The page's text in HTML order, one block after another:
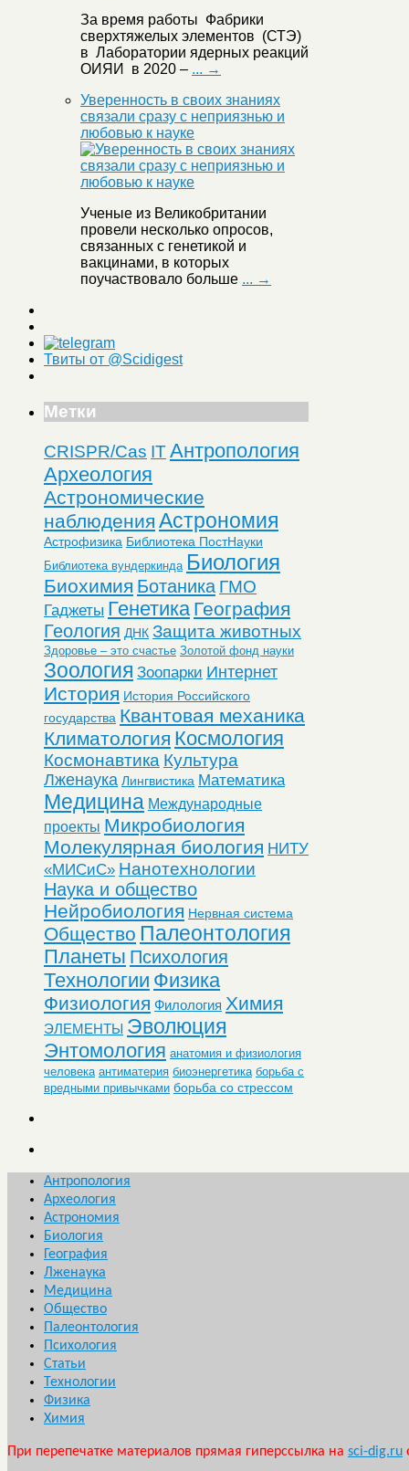
За время работы Фабрики
сверхтяжелых элементов (СТЭ)
в Лаборатории ядерных реакций
ОИЯИ в 2020 – ... →
Уверенность в своих знаниях
связали сразу с неприязнью и
любовью к науке
Ученые из Великобритании
провели несколько опросов,
связанных с генетикой и
вакцинами, в которых
поучаствовало больше ... →
Твиты от @Scidigest
Метки
CRISPR/Cas ITАнтропология
Археология
Астрономические
наблюдения Астрономия
Астрофизика Библиотека ПостНауки
Библиотека вундеркинда Биология
Биохимия Ботаника ГМО
Гаджеты Генетика География
Геология ДНК Защита животных
Здоровье – это счастье Золотой фонд науки
Зоология Зоопарки Интернет
История История Российского
государства Квантовая механика
Климатология Космология
Космонавтика Культура
Лженаука Лингвистика Математика
Медицина Международные
проекты Микробиология
Молекулярная биология НИТУ
«МИСиС» Нанотехнологии
Наука и общество
Нейробиология Нервная система
Общество Палеонтология
Планеты Психология
Технологии Физика
Физиология Филология Химия
ЭЛЕМЕНТЫ Эволюция
Энтомология анатомия и физиология
человека антиматерия биоэнергетика борьба с
вредными привычками борьба со стрессом
Антропология
Археология
Астрономия
Биология
География
Лженаука
Медицина
Общество
Палеонтология
Психология
Статьи
Технологии
Физика
Химия
При перепечатке материалов прямая гиперссылка на sci-dig.ru